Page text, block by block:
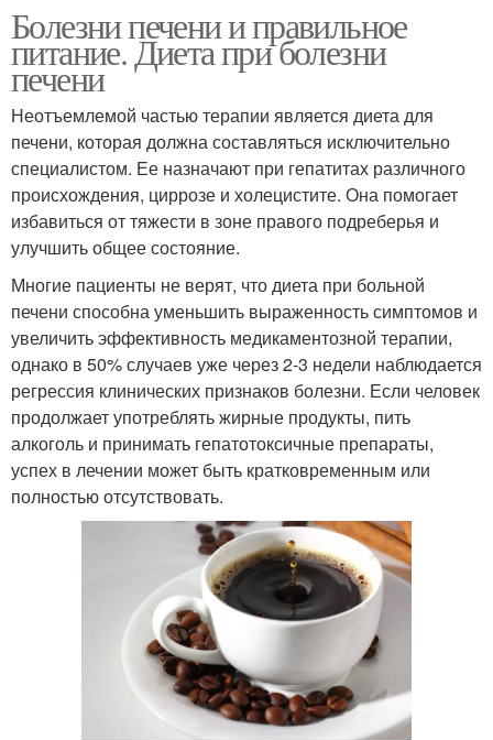
перинатальный период
беременности
Питание для
профилактики
Питание при
панкреатите
Болезни печени и правильное
питание. Диета при болезни
печени
Неотъемлемой частью терапии является диета для
печени, которая должна составляться исключительно
специалистом. Ее назначают при гепатитах различного
происхождения, циррозе и холецистите. Она помогает
избавиться от тяжести в зоне правого подреберья и
улучшить общее состояние.
Многие пациенты не верят, что диета при больной
печени способна уменьшить выраженность симптомов и
увеличить эффективность медикаментозной терапии,
однако в 50% случаев уже через 2-3 недели наблюдается
регрессия клинических признаков болезни. Если человек
продолжает употреблять жирные продукты, пить
алкоголь и принимать гепатотоксичные препараты,
успех в лечении может быть кратковременным или
полностью отсутствовать.